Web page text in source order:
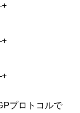
プロトコルで